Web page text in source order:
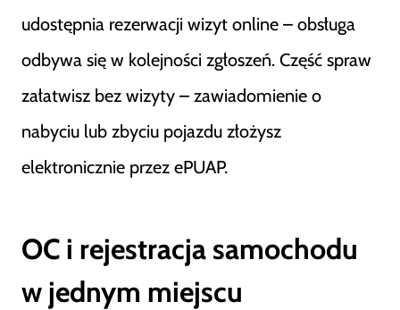
udostępnia rezerwacji wizyt online – obsługa
odbywa się w kolejności zgłoszeń. Część spraw
załatwisz bez wizyty – zawiadomienie o
nabyciu lub zbyciu pojazdu złożysz
elektronicznie przez ePUAP.
OC i rejestracja samochodu
w jednym miejscu